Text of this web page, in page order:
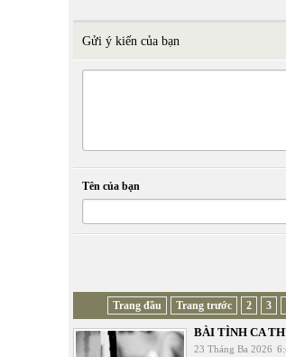
Gửi ý kiến của bạn
Tên của bạn
Trang đầu Trang trước 2 3
BÀI TÌNH CA
23 Tháng Ba 2026